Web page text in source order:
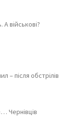
А військові?
– після обстрілів
Чернівців